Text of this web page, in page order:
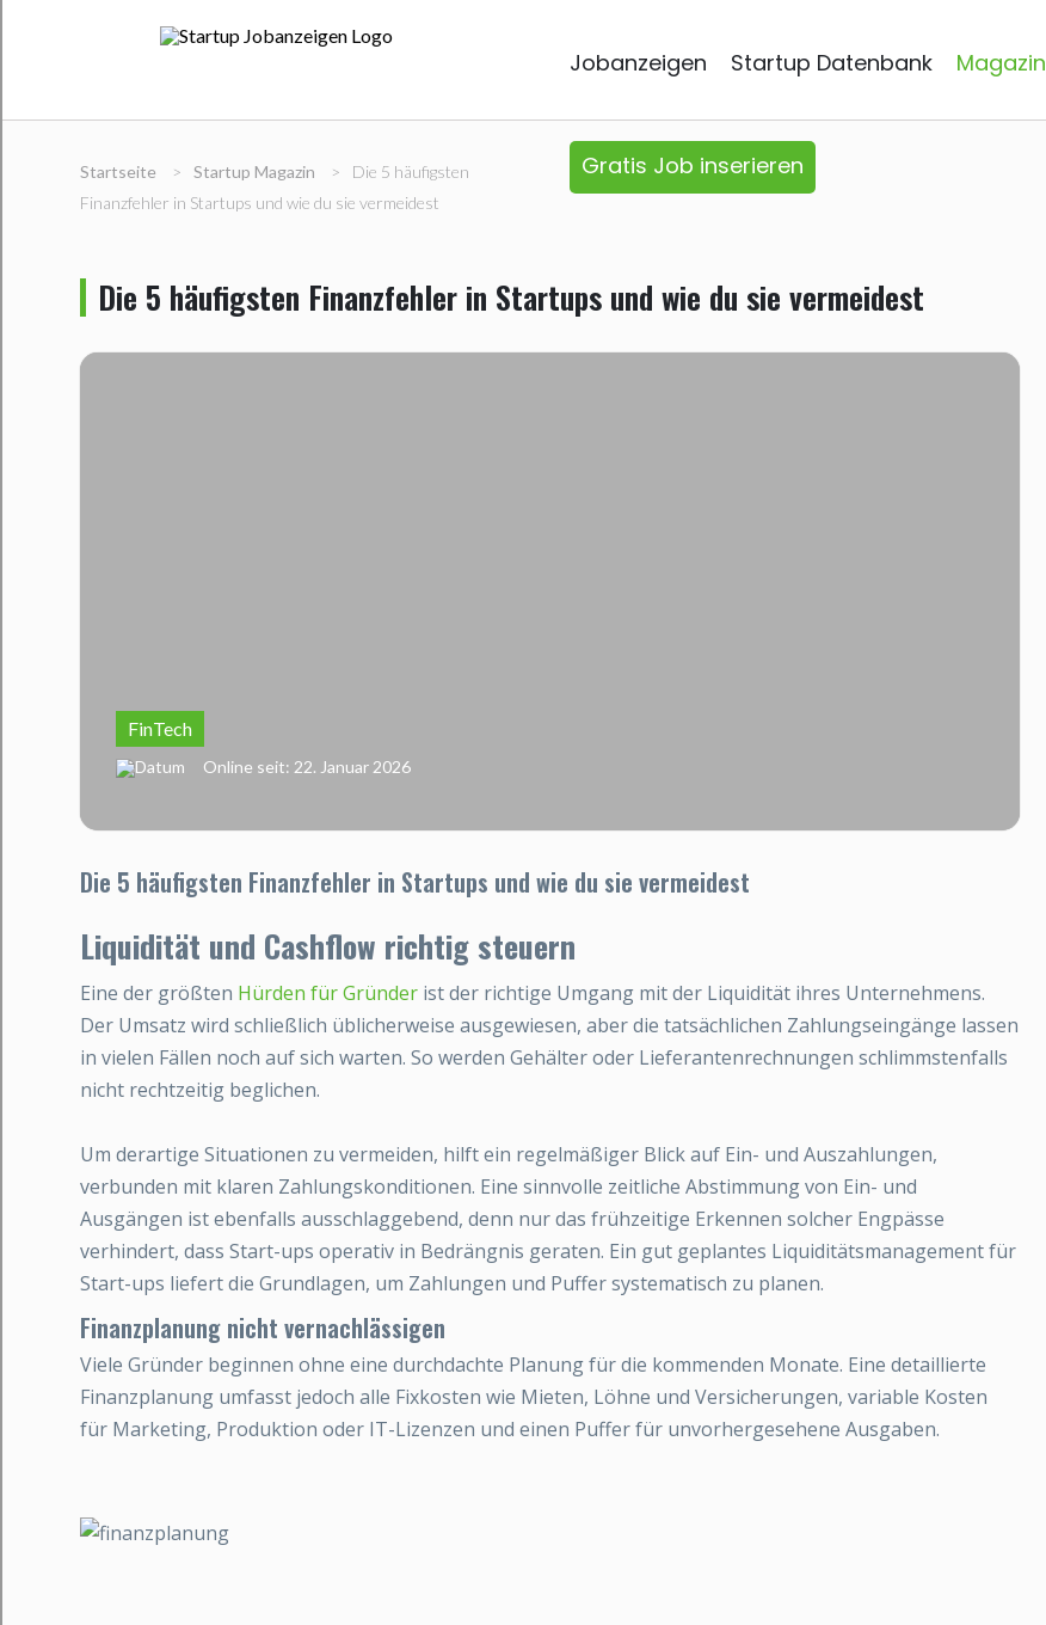
Jobanzeigen Startup Datenbank Magazin
Gratis Job inserieren
Startseite > Startup Magazin >
Die 5 häufigsten
Finanzfehler in Startups und wie du sie vermeidest
Die 5 häufigsten Finanzfehler in Startups und wie du sie vermeidest
FinTech
Online seit: 22. Januar 2026
Die 5 häufigsten Finanzfehler in Startups und wie du sie vermeidest
Liquidität und Cashflow richtig steuern
Eine der größten Hürden für Gründer ist der richtige Umgang mit der Liquidität ihres Unternehmens.
Der Umsatz wird schließlich üblicherweise ausgewiesen, aber die tatsächlichen Zahlungseingänge lassen
in vielen Fällen noch auf sich warten. So werden Gehälter oder Lieferantenrechnungen schlimmstenfalls
nicht rechtzeitig beglichen.
Um derartige Situationen zu vermeiden, hilft ein regelmäßiger Blick auf Ein- und Auszahlungen,
verbunden mit klaren Zahlungskonditionen. Eine sinnvolle zeitliche Abstimmung von Ein- und
Ausgängen ist ebenfalls ausschlaggebend, denn nur das frühzeitige Erkennen solcher Engpässe
verhindert, dass Start-ups operativ in Bedrängnis geraten. Ein gut geplantes Liquiditätsmanagement für
Start-ups liefert die Grundlagen, um Zahlungen und Puffer systematisch zu planen.
Finanzplanung nicht vernachlässigen
Viele Gründer beginnen ohne eine durchdachte Planung für die kommenden Monate. Eine detaillierte
Finanzplanung umfasst jedoch alle Fixkosten wie Mieten, Löhne und Versicherungen, variable Kosten
für Marketing, Produktion oder IT-Lizenzen und einen Puffer für unvorhergesehene Ausgaben.